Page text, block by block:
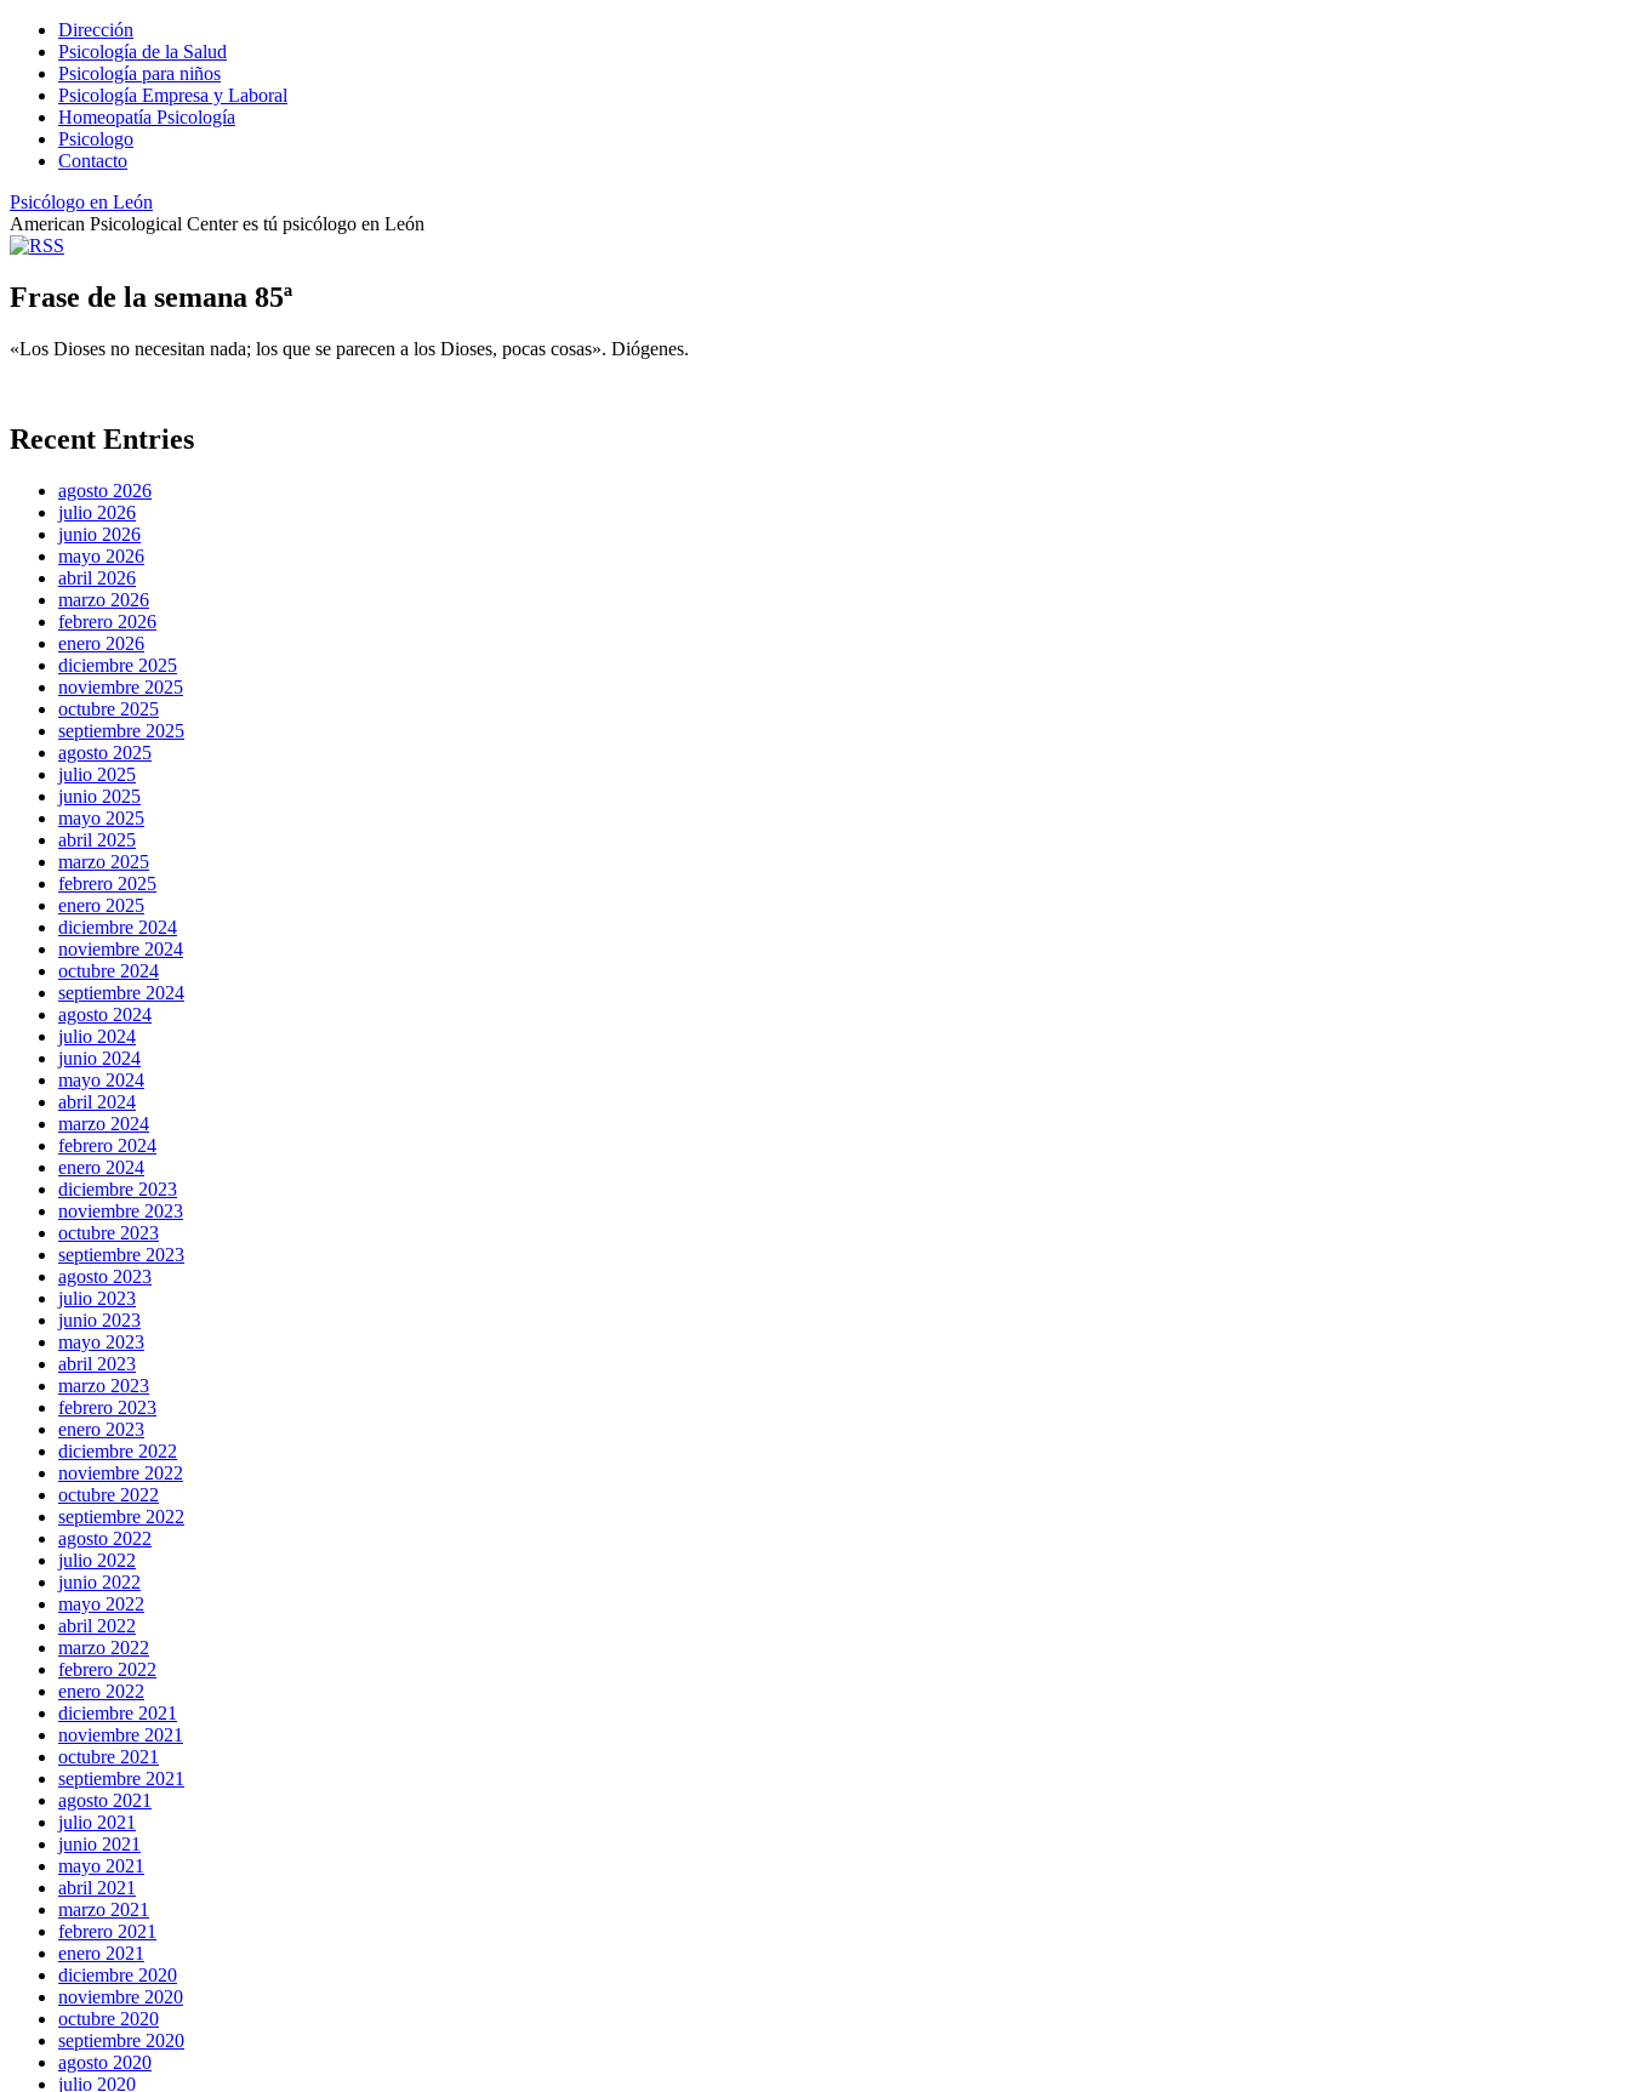
Dirección
Psicología de la Salud
Psicología para niños
Psicología Empresa y Laboral
Homeopatía Psicología
Psicologo
Contacto
Psicólogo en León
American Psicological Center es tú psicólogo en León
Frase de la semana 85ª
«Los Dioses no necesitan nada; los que se parecen a los Dioses, pocas cosas». Diógenes.
Recent Entries
agosto 2026
julio 2026
junio 2026
mayo 2026
abril 2026
marzo 2026
febrero 2026
enero 2026
diciembre 2025
noviembre 2025
octubre 2025
septiembre 2025
agosto 2025
julio 2025
junio 2025
mayo 2025
abril 2025
marzo 2025
febrero 2025
enero 2025
diciembre 2024
noviembre 2024
octubre 2024
septiembre 2024
agosto 2024
julio 2024
junio 2024
mayo 2024
abril 2024
marzo 2024
febrero 2024
enero 2024
diciembre 2023
noviembre 2023
octubre 2023
septiembre 2023
agosto 2023
julio 2023
junio 2023
mayo 2023
abril 2023
marzo 2023
febrero 2023
enero 2023
diciembre 2022
noviembre 2022
octubre 2022
septiembre 2022
agosto 2022
julio 2022
junio 2022
mayo 2022
abril 2022
marzo 2022
febrero 2022
enero 2022
diciembre 2021
noviembre 2021
octubre 2021
septiembre 2021
agosto 2021
julio 2021
junio 2021
mayo 2021
abril 2021
marzo 2021
febrero 2021
enero 2021
diciembre 2020
noviembre 2020
octubre 2020
septiembre 2020
agosto 2020
julio 2020